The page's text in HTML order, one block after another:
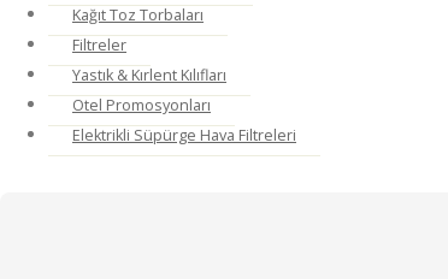
Kağıt Toz Torbaları
Filtreler
Yastık & Kırlent Kılıfları
Otel Promosyonları
Elektrikli Süpürge Hava Filtreleri